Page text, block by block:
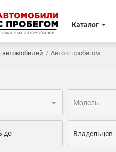
Каталог
автомобилей Авто с пробегом
Модель
Владельцев